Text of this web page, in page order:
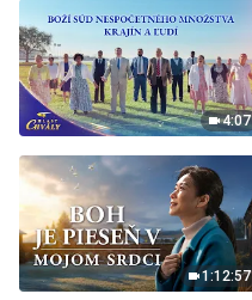
4:07
1:12:57